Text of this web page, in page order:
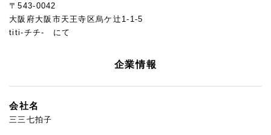
〒543-0042
大阪府大阪市天王寺区烏ケ辻1-1-5
titi-チチ- にて
企業情報
会社名
三三七拍子